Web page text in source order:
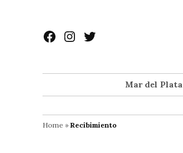
contenido
Facebook
Instagram
Twitter
Mar del Plata
Home » Recibimiento